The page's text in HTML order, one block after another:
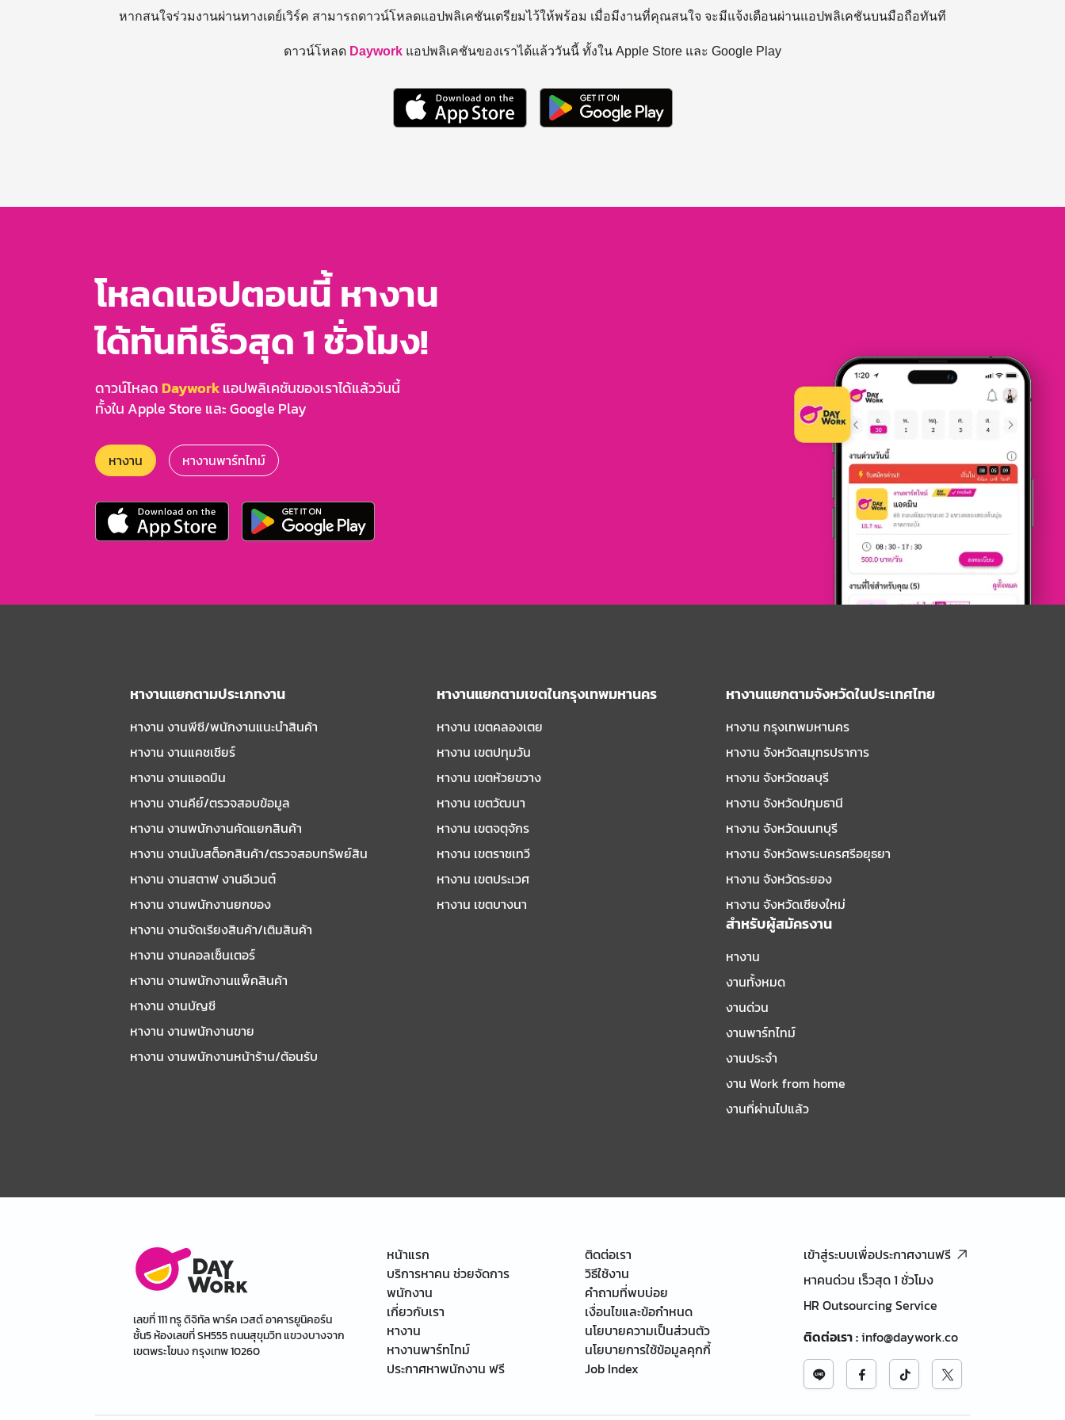
หากสนใจร่วมงานผ่านทางเดย์เวิร์ค สามารถดาวน์โหลดแอปพลิเคชันเตรียมไว้ให้พร้อม เมื่อมีงานที่คุณสนใจ จะมีแจ้งเตือนผ่านแอปพลิเคชันบนมือถือทันที
ดาวน์โหลด Daywork แอปพลิเคชันของเราได้แล้ววันนี้ ทั้งใน Apple Store และ Google Play
โหลดแอปตอนนี้ หางาน
ได้ทันทีเร็วสุด 1 ชั่วโมง!
ดาวน์โหลด Dayworkแอปพลิเคชันของเราได้แล้ววันนี้
ทั้งใน Apple Store และ Google Play
หางาน หางานพาร์ทไทม์
หางานแยกตามประเภทงาน
หางาน งานพีซี/พนักงานแนะนําสินค้า
หางาน งานแคชเชียร์
หางาน งานแอดมิน
หางาน งานคีย์/ตรวจสอบข้อมูล
หางาน งานพนักงานคัดแยกสินค้า
หางาน งานนับสต็อกสินค้า/ตรวจสอบทรัพย์สิน
หางาน งานสตาฟ งานอีเวนต์
หางาน งานพนักงานยกของ
หางาน งานจัดเรียงสินค้า/เติมสินค้า
หางาน งานคอลเซ็นเตอร์
หางาน งานพนักงานแพ็คสินค้า
หางาน งานบัญชี
หางาน งานพนักงานขาย
หางาน งานพนักงานหน้าร้าน/ต้อนรับ
หางานแยกตามเขตในกรุงเทพมหานคร
หางาน เขตคลองเตย
หางาน เขตปทุมวัน
หางาน เขตห้วยขวาง
หางาน เขตวัฒนา
หางาน เขตจตุจักร
หางาน เขตราชเทวี
หางาน เขตประเวศ
หางาน เขตบางนา
หางานแยกตามจังหวัดในประเทศไทย
หางาน กรุงเทพมหานคร
หางาน จังหวัดสมุทรปราการ
หางาน จังหวัดชลบุรี
หางาน จังหวัดปทุมธานี
หางาน จังหวัดนนทบุรี
หางาน จังหวัดพระนครศรีอยุธยา
หางาน จังหวัดระยอง
หางาน จังหวัดเชียงใหม่
สำหรับผู้สมัครงาน
หางาน
งานทั้งหมด
งานด่วน
งานพาร์ทไทม์
งานประจำ
งาน Work from home
งานที่ผ่านไปแล้ว
เลขที่ 111 ทรู ดิจิทัล พาร์ค เวสต์ อาคารยูนิคอร์น
ชั้น5 ห้องเลขที่ SH555 ถนนสุขุมวิท แขวงบางจาก
เขตพระโขนง กรุงเทพ 10260
หน้าแรก
บริการหาคน ช่วยจัดการ
พนักงาน
เกี่ยวกับเรา
หางาน
หางานพาร์ทไทม์
ประกาศหาพนักงาน ฟรี
ติดต่อเรา
วิธีใช้งาน
คำถามที่พบบ่อย
เงื่อนไขและข้อกำหนด
นโยบายความเป็นส่วนตัว
นโยบายการใช้ข้อมูลคุกกี้
Job Index
เข้าสู่ระบบเพื่อประกาศงานฟรี
หาคนด่วน เร็วสุด 1 ชั่วโมง
HR Outsourcing Service
ติดต่อเรา:info@daywork.co